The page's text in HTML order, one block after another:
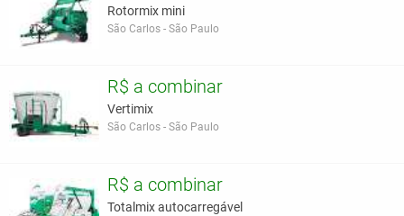
Rotormix mini
São Carlos - São Paulo
R$ a combinar
Vertimix
São Carlos - São Paulo
R$ a combinar
Totalmix autocarregável